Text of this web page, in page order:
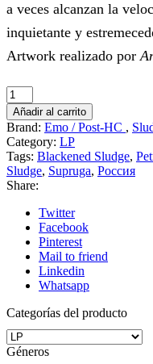
a veces alcanzan la
inquietante y
Artwork realizado por
Supruga
-
Chaos
/
No
One
Is
Safe
cantidad
Añadir al carrito
Brand: Emo / Post-HC ,
Category: LP
Tags: Blackened Sludge,
Sludge, Supruga, Россия
Share:
Twitter
Facebook
Pinterest
Mail to friend
Linkedin
Whatsapp
Categorías del producto
Géneros